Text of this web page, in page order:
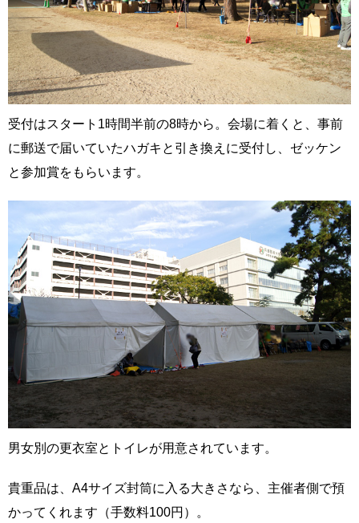
受付はスタート1時間半前の8時から。会場に着くと、事前
に郵送で届いていたハガキと引き換えに受付し、ゼッケン
と参加賞をもらいます。
男女別の更衣室とトイレが用意されています。
貴重品は、A4サイズ封筒に入る大きさなら、主催者側で預
かってくれます（手数料100円）。